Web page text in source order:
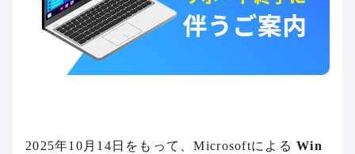
2025年10月14日をもって、MicrosoftによるWin